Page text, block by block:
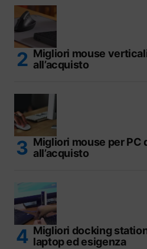
Migliori mouse
all’acquisto
Migliori mouse per PC
all’acquisto
Migliori docking
laptop ed esigenza